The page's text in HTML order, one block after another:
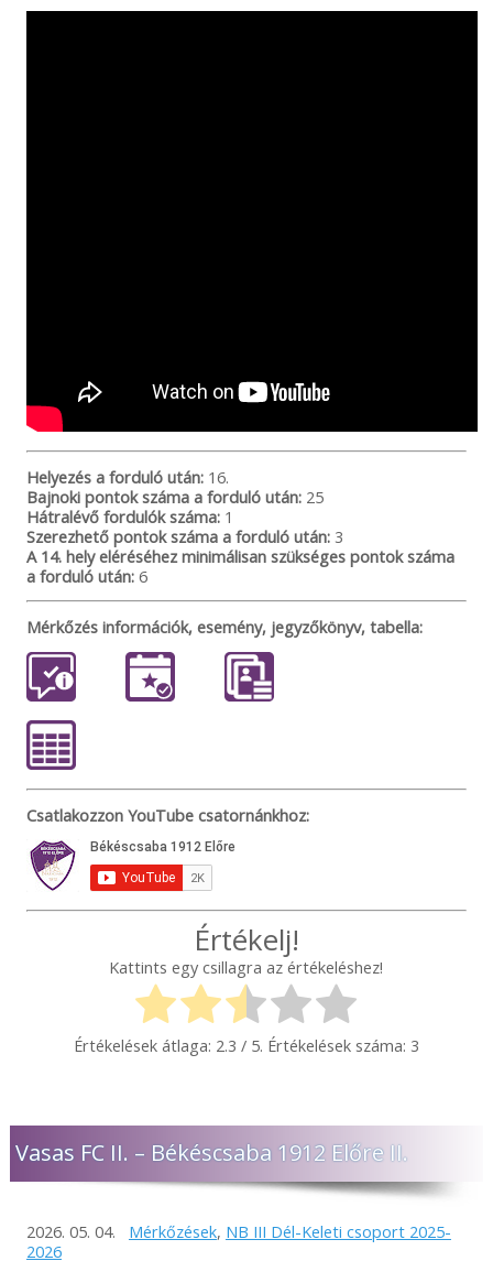
Helyezés a forduló után:16.
Bajnoki pontok száma a forduló után:25
Hátralévő fordulók száma:1
Szerezhető pontok száma a forduló után:3
A 14. hely eléréséhez minimálisan szükséges pontok száma
a forduló után:6
Mérkőzés információk, esemény, jegyzőkönyv, tabella:
Csatlakozzon YouTube csatornánkhoz:
Értékelj!
Kattints egy csillagra az értékeléshez!
Értékelések átlaga: 2.3 / 5. Értékelések száma: 3
Vasas FC II. – Békéscsaba 1912 Előre II.
2026. 05. 04. Mérkőzések, NB III Dél-Keleti csoport 2025-
2026